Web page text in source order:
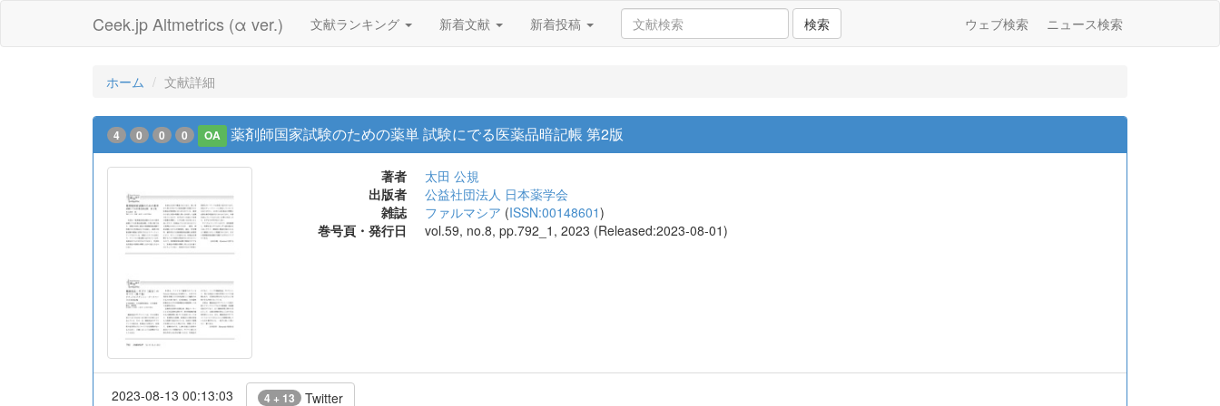
Ceek.jp Altmetrics (α ver.) 文献ランキング 新着文献 新着投稿 検索 ウェブ検索 ニュース検索
ホーム 文献詳細
4 0 0 0 OA 薬剤師国家試験のための薬単 試験にでる医薬品暗記帳 第2版
著者
太田 公規
出版者
公益社団法人 日本薬学会
雑誌
ファルマシア (ISSN:00148601)
巻号頁・発行日
vol.59, no.8, pp.792_1, 2023 (Released:2023-08-01)
2023-08-13 00:13:03 4 + 13 Twitter